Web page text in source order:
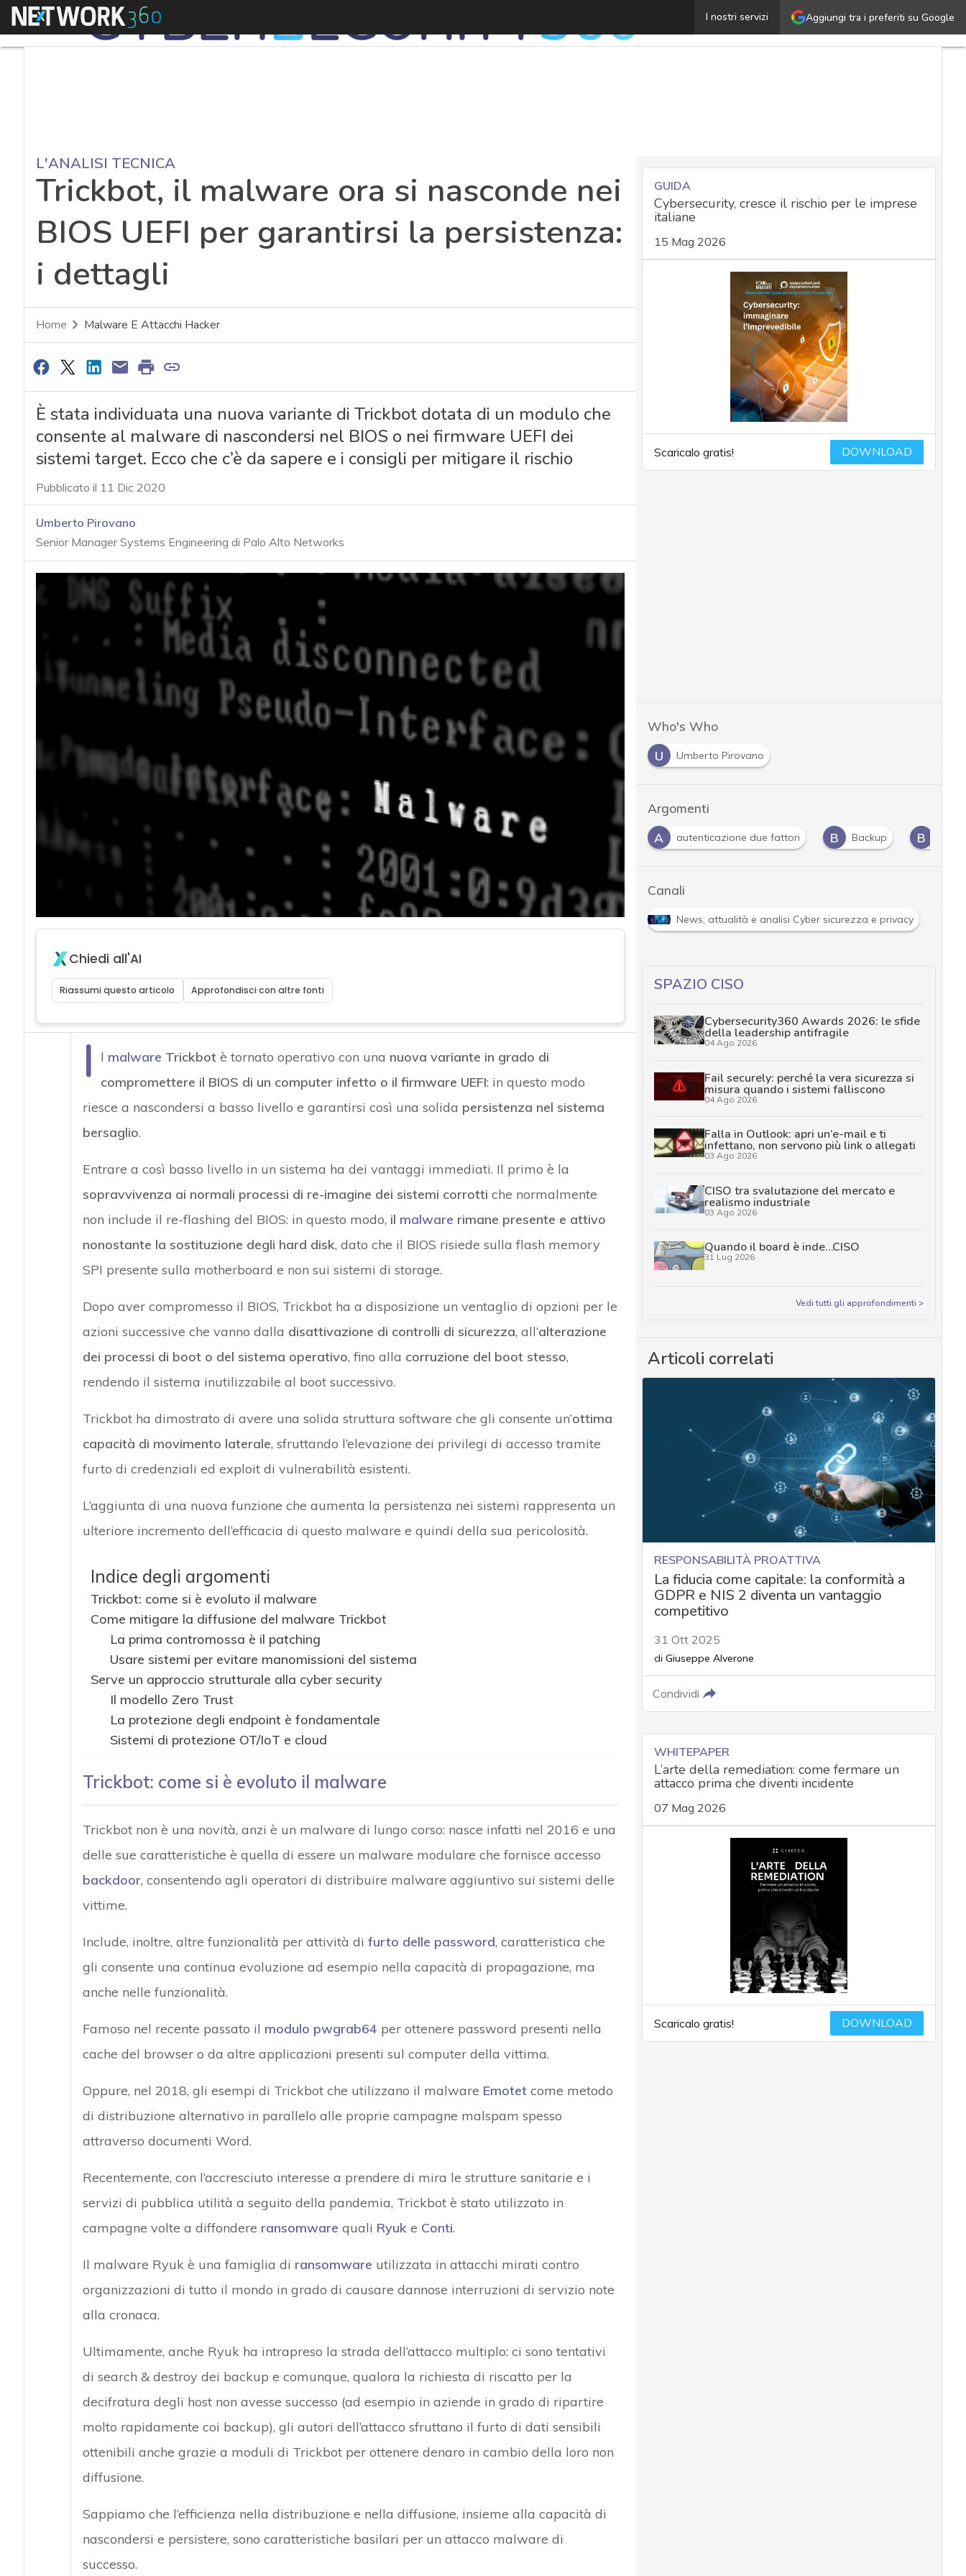
Aggiungi tra i preferiti su Google
I nostri servizi
Menu Trickbot, il malware ora si nasconde nei BIOS UEFI
L'ANALISI TECNICA
Trickbot, il malware ora si nasconde nei
BIOS UEFI per garantirsi la persistenza:
i dettagli
Home Malware E Attacchi Hacker
È stata individuata una nuova variante di Trickbot dotata di un modulo che
consente al malware di nascondersi nel BIOS o nei firmware UEFI dei
sistemi target. Ecco che c’è da sapere e i consigli per mitigare il rischio
Pubblicato il 11 Dic 2020
Umberto Pirovano
Senior Manager Systems Engineering di Palo Alto Networks
Chiedi all'AI
Riassumi questo articolo Approfondisci con altre fonti
I l malware Trickbotè tornato operativo con una nuova variante in grado di
compromettere il BIOS di un computer infetto o il firmware UEFI: in questo modo
riesce a nascondersi a basso livello e garantirsi così una solida persistenza nel sistema
bersaglio.
Entrare a così basso livello in un sistema ha dei vantaggi immediati. Il primo è la
sopravvivenza ai normali processi di re-imagine dei sistemi corrotti che normalmente
non include il re-flashing del BIOS: in questo modo, il malware rimane presente e attivo
nonostante la sostituzione degli hard disk, dato che il BIOS risiede sulla flash memory
SPI presente sulla motherboard e non sui sistemi di storage.
Dopo aver compromesso il BIOS, Trickbot ha a disposizione un ventaglio di opzioni per le
azioni successive che vanno dalla disattivazione di controlli di sicurezza, all’alterazione
dei processi di boot o del sistema operativo, fino alla corruzione del boot stesso,
rendendo il sistema inutilizzabile al boot successivo.
Trickbot ha dimostrato di avere una solida struttura software che gli consente un’ottima
capacità di movimento laterale, sfruttando l’elevazione dei privilegi di accesso tramite
furto di credenziali ed exploit di vulnerabilità esistenti.
L’aggiunta di una nuova funzione che aumenta la persistenza nei sistemi rappresenta un
ulteriore incremento dell’efficacia di questo malware e quindi della sua pericolosità.
Indice degli argomenti
Trickbot: come si è evoluto il malware
Come mitigare la diffusione del malware Trickbot
La prima contromossa è il patching
Usare sistemi per evitare manomissioni del sistema
Serve un approccio strutturale alla cyber security
Il modello Zero Trust
La protezione degli endpoint è fondamentale
Sistemi di protezione OT/IoT e cloud
Trickbot: come si è evoluto il malware
Trickbot non è una novità, anzi è un malware di lungo corso: nasce infatti nel 2016 e una
delle sue caratteristiche è quella di essere un malware modulare che fornisce accesso
backdoor, consentendo agli operatori di distribuire malware aggiuntivo sui sistemi delle
vittime.
Include, inoltre, altre funzionalità per attività di furto delle password, caratteristica che
gli consente una continua evoluzione ad esempio nella capacità di propagazione, ma
anche nelle funzionalità.
Famoso nel recente passato il modulo pwgrab64 per ottenere password presenti nella
cache del browser o da altre applicazioni presenti sul computer della vittima.
Oppure, nel 2018, gli esempi di Trickbot che utilizzano il malware Emotetcome metodo
di distribuzione alternativo in parallelo alle proprie campagne malspam spesso
attraverso documenti Word.
Recentemente, con l’accresciuto interesse a prendere di mira le strutture sanitarie e i
servizi di pubblica utilità a seguito della pandemia, Trickbot è stato utilizzato in
campagne volte a diffondere ransomware quali Ryuke Conti.
Il malware Ryuk è una famiglia di ransomware utilizzata in attacchi mirati contro
organizzazioni di tutto il mondo in grado di causare dannose interruzioni di servizio note
alla cronaca.
Ultimamente, anche Ryuk ha intrapreso la strada dell’attacco multiplo: ci sono tentativi
di search & destroy dei backup e comunque, qualora la richiesta di riscatto per la
decifratura degli host non avesse successo (ad esempio in aziende in grado di ripartire
molto rapidamente coi backup), gli autori dell’attacco sfruttano il furto di dati sensibili
ottenibili anche grazie a moduli di Trickbot per ottenere denaro in cambio della loro non
diffusione.
Sappiamo che l’efficienza nella distribuzione e nella diffusione, insieme alla capacità di
nascondersi e persistere, sono caratteristiche basilari per un attacco malware di
successo.
GUIDA
Cybersecurity, cresce il rischio per le imprese
italiane
15 Mag 2026
Scaricalo gratis! DOWNLOAD
Who's Who
U
Umberto Pirovano
Argomenti
A
Applicazioni A autenticazione due fattori B Backup B
Canali
Attacchi hacker e Malware: le ultime news in tempo reale e gli approfondimenti News, attualità e analisi Cyber sicurezza e privacy
SPAZIO CISO
Cybersecurity360 Awards 2026: le sfide
della leadership antifragile
04 Ago 2026
Fail securely: perché la vera sicurezza si
misura quando i sistemi falliscono
04 Ago 2026
Falla in Outlook: apri un’e-mail e ti
infettano, non servono più link o allegati
03 Ago 2026
CISO tra svalutazione del mercato e
realismo industriale
03 Ago 2026
Quando il board è inde…CISO
31 Lug 2026
Vedi tutti gli approfondimenti >
Articoli correlati
RESPONSABILITÀ PROATTIVA
La fiducia come capitale: la conformità a
GDPR e NIS 2 diventa un vantaggio
competitivo
31 Ott 2025
di Giuseppe Alverone
Condividi
WHITEPAPER
L’arte della remediation: come fermare un
attacco prima che diventi incidente
07 Mag 2026
Scaricalo gratis! DOWNLOAD